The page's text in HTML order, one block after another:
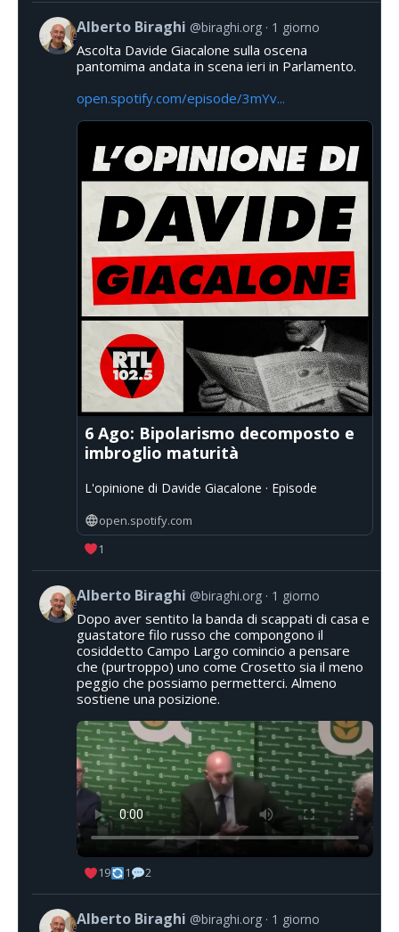
Alberto Biraghi @biraghi.org 1 giorno
Ascolta Davide Giacalone sulla oscena
pantomima andata in scena ieri in Parlamento.
open.spotify.com/episode/3mYv...
6 Ago: Bipolarismo decomposto e
imbroglio maturità
L'opinione di Davide Giacalone · Episode
open.spotify.com
1
Alberto Biraghi @biraghi.org 1 giorno
Dopo aver sentito la banda di scappati di casa e
guastatore filo russo che compongono il
cosiddetto Campo Largo comincio a pensare
che (purtroppo) uno come Crosetto sia il meno
peggio che possiamo permetterci. Almeno
sostiene una posizione.
19 1 2
Alberto Biraghi @biraghi.org 1 giorno